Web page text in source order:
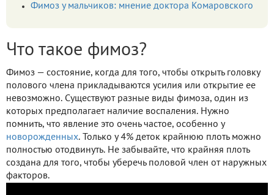
Фимоз у мальчиков: мнение доктора Комаровского
Что такое фимоз?
Фимоз — состояние, когда для того, чтобы открыть головку
полового члена прикладываются усилия или открытие ее
невозможно. Существуют разные виды фимоза, один из
которых предполагает наличие воспаления. Нужно
помнить, что явление это очень частое, особенно у
новорожденных. Только у 4% деток крайнюю плоть можно
полностью отодвинуть. Не забывайте, что крайняя плоть
создана для того, чтобы уберечь половой член от наружных
факторов.